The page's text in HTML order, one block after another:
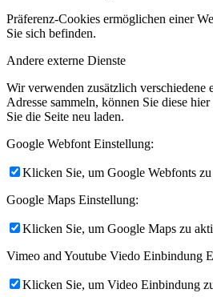
Präferenz-Cookies ermöglichen einer
Sie sich befinden.
Andere externe Dienste
Wir verwenden zusätzlich
Adresse sammeln, können Sie diese
Sie die Seite neu laden.
Google Webfont Einstellung:
Klicken Sie, um Google Webfonts
Google Maps Einstellung:
Klicken Sie, um Google Maps zu
Vimeo and Youtube Viedo Einbindung
Klicken Sie, um Video Einbindung